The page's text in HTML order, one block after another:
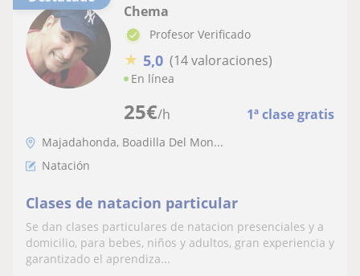
25€/h 1ª clase gratis
Chema
Profesor Verificado
★ 5,0 (14 valoraciones)
En línea
Majadahonda, Boadilla Del Mon...
Natación
Clases de natacion particular
Se dan clases particulares de natacion presenciales y a
domicilio, para bebes, niños y adultos, gran experiencia y
garantizado el aprendiza...